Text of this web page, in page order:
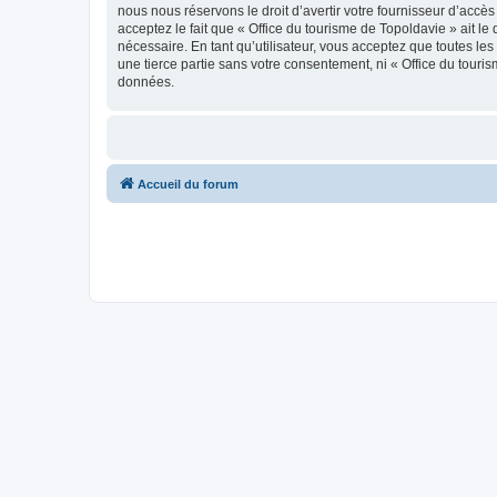
nous nous réservons le droit d’avertir votre fournisseur
acceptez le fait que « Office du tourisme de Topoldavie » ait
nécessaire. En tant qu’utilisateur, vous acceptez que toutes
une tierce partie sans votre consentement, ni « Office du
données.
Accueil du forum